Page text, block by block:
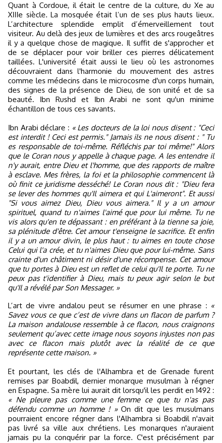
Quant à Cordoue, il était le centre de la culture, du Xe au
XIIIe siècle. La mosquée était l’un de ses plus hauts lieux.
L’architecture splendide emplit d’émerveillement tout
visiteur. Au delà des jeux de lumières et des arcs rougeâtres
il y a quelque chose de magique. Il suffit de s'approcher et
de se déplacer pour voir briller ces pierres délicatement
taillées. L'université était aussi le lieu où les astronomes
découvraient dans l'harmonie du mouvement des astres
comme les médecins dans le microcosme d'un corps humain,
des signes de la présence de Dieu, de son unité et de sa
beauté. Ibn Rushd et Ibn Arabi ne sont qu'un minime
échantillon de tous ces savants.
Ibn Arabi déclare : « Les docteurs de la loi nous disent : "Ceci
est interdit ! Ceci est permis." Jamais ils ne nous disent : " Tu
es responsable de toi-même. Réfléchis par toi même!" Alors
que le Coran nous y appelle à chaque page. A les entendre il
n'y aurait, entre Dieu et l'homme, que des rapports de maître
à esclave. Mes frères, la foi et la philosophie commencent là
où finit ce juridisme desséché! Le Coran nous dit : "Dieu fera
se lever des hommes qu'Il aimera et qui L'aimeront". Et aussi
"Si vous aimez Dieu, Dieu vous aimera." Il y a un amour
spirituel, quand tu n'aimes l'aimé que pour lui même. Tu ne
vis alors qu'en te dépassant : en préférant à la tienne sa joie,
sa plénitude d'être. Cet amour t'enseigne le sacrifice. Et enfin
il y a un amour divin, le plus haut : tu aimes en toute chose
Celui qui l'a crée, et tu n'aimes Dieu que pour lui-même. Sans
crainte d'un châtiment ni désir d'une récompense. Cet amour
que tu portes à Dieu est un reflet de celui qu'Il te porte. Tu ne
peux pas t'identifier à Dieu, mais tu peux agir selon le but
qu'Il a révélé par Son Messager. »
L’art de vivre andalou peut se résumer en une phrase : «
Savez vous ce que c’est de vivre dans un flacon de parfum ?
La maison andalouse ressemble à ce flacon, nous craignons
seulement qu’avec cette image nous soyons injustes non pas
avec ce flacon mais plutôt avec la réalité de ce que
représente cette maison. »
Et pourtant, les clés de l'Alhambra et de Grenade furent
remises par Boabdil, dernier monarque musulman à régner
en Espagne. Sa mère lui aurait dit lorsqu'il les perdit en 1492 :
« Ne pleure pas comme une femme ce que tu n'as pas
défendu comme un homme ! »On dit que les musulmans
pourraient encore régner dans l'Alhambra si Boabdil n'avait
pas livré sa ville aux chrétiens. Les monarques n'auraient
jamais pu la conquérir par la force. C'est précisément par